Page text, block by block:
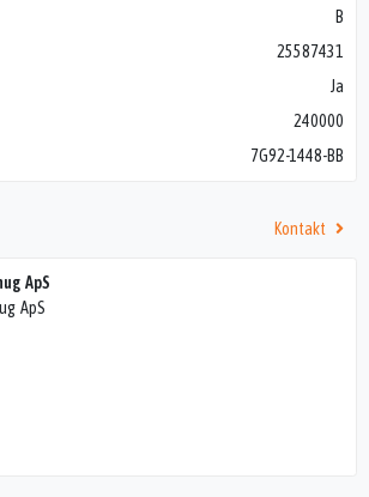
B
25587431
Ja
240000
7G92-1448-BB
Kontakt
ApS
ApS